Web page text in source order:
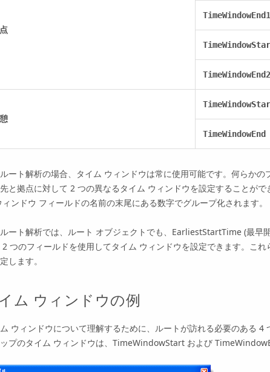
TimeWindowEnd1
TimeWindowEnd2
TimeWindowEnd
ート解析の場合、タイム ウィンドウは常に使用可能です。何らかの
と拠点に対して 2 つの異なるタイム ウィンドウを設定することが
ィンドウ フィールドの名前の末尾にある数字でグループ化されます。
ート解析では、ルート オブジェクトでも、EarliestStartTime (最早
2 つのフィールドを使用してタイム ウィンドウを設定できます。こ
します。
ム ウィンドウの例
ウィンドウについて理解するために、ルートが訪れる必要のある 4
プのタイム ウィンドウは、TimeWindowStart および